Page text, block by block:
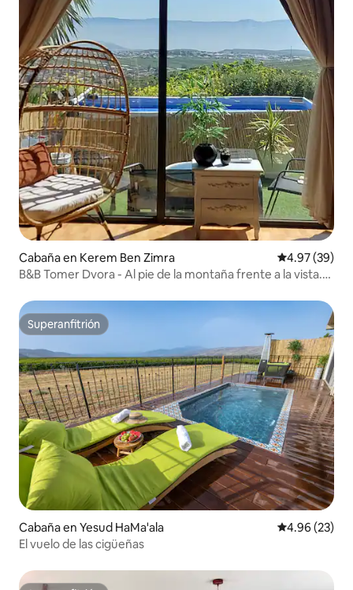
Cabaña en Kerem Ben Zimra Calificación
4.97 (39)
B&B Tomer Dvora - Al pie de la montaña frente a la vista.
Superanfitrión
Superanfitrión
Cabaña en Yesud HaMa'ala Calificación
4.96 (23)
El vuelo de las cigüeñas